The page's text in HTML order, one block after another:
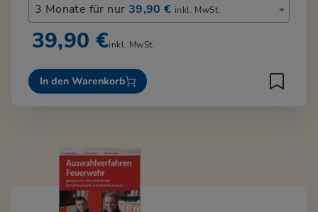
3 Monate für nur 39,90 € inkl. MwSt.
39,90 €inkl. MwSt.
In den Warenkorb